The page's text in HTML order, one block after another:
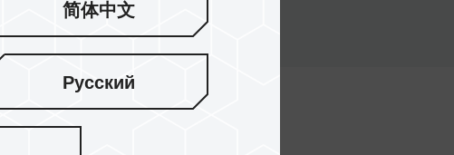
简体中文
Русский